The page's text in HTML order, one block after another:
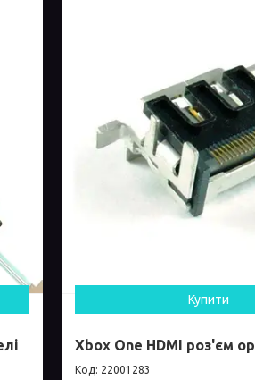
Купити
Xbox One HDMI роз'єм
22001283